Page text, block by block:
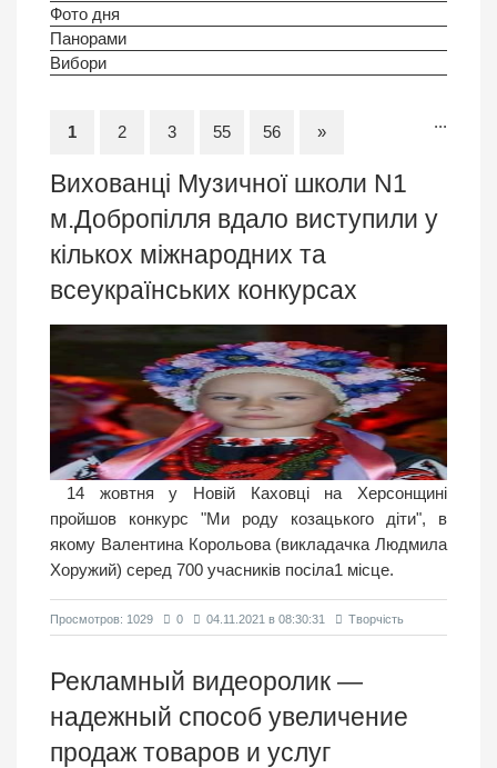
Фото дня
Панорами
Вибори
1 2 3
...
55 56 »
Вихованці Музичної школи N1
м.Добропілля вдало виступили у
кількох міжнародних та
всеукраїнських конкурсах
14 жовтня у Новій Каховці на Херсонщині
пройшов конкурс "Ми роду козацького діти", в
якому Валентина Корольова (викладачка Людмила
Хоружий) серед 700 учасників посіла1 місце.
Просмотров: 1029 0 04.11.2021 в 08:30:31 Творчість
Рекламный видеоролик —
надежный способ увеличение
продаж товаров и услуг